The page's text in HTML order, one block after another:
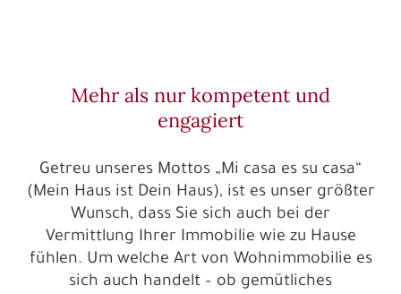
Mehr als nur kompetent und
engagiert
Getreu unseres Mottos „Mi casa es su casa“
(Mein Haus ist Dein Haus), ist es unser größter
Wunsch, dass Sie sich auch bei der
Vermittlung Ihrer Immobilie wie zu Hause
fühlen. Um welche Art von Wohnimmobilie es
sich auch handelt – ob gemütliches